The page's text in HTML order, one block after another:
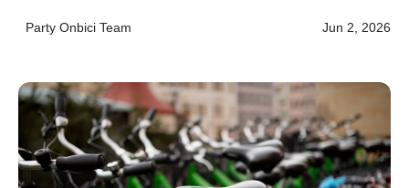
Party Onbici Team Jun 2, 2026